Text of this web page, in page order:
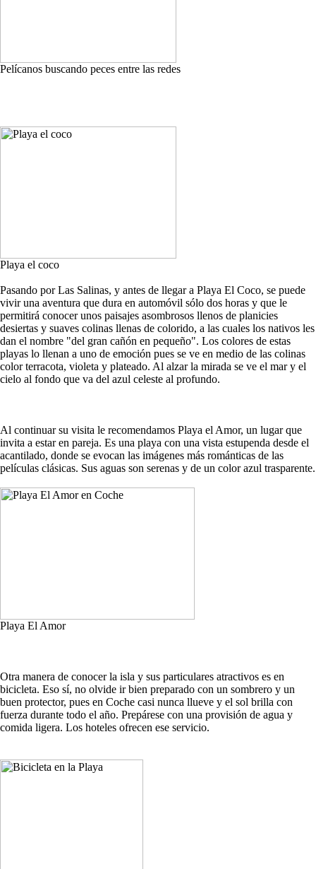
Pelícanos buscando peces entre las redes
Playa el coco
Pasando por Las Salinas, y antes de llegar a Playa El Coco, se puede
vivir una aventura que dura en automóvil sólo dos horas y que le
permitirá conocer unos paisajes asombrosos llenos de planicies
desiertas y suaves colinas llenas de colorido, a las cuales los nativos les
dan el nombre "del gran cañón en pequeño". Los colores de estas
playas lo llenan a uno de emoción pues se ve en medio de las colinas
color terracota, violeta y plateado. Al alzar la mirada se ve el mar y el
cielo al fondo que va del azul celeste al profundo.
Al continuar su visita le recomendamos Playa el Amor, un lugar que
invita a estar en pareja. Es una playa con una vista estupenda desde el
acantilado, donde se evocan las imágenes más románticas de las
películas clásicas. Sus aguas son serenas y de un color azul trasparente.
Playa El Amor
Otra manera de conocer la isla y sus particulares atractivos es en
bicicleta. Eso sí, no olvide ir bien preparado con un sombrero y un
buen protector, pues en Coche casi nunca llueve y el sol brilla con
fuerza durante todo el año. Prepárese con una provisión de agua y
comida ligera. Los hoteles ofrecen ese servicio.